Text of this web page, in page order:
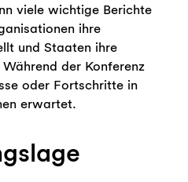
viele wichtige Berichte
ihre
und Staaten ihre
der Konferenz
oder Fortschritte in
erwartet.